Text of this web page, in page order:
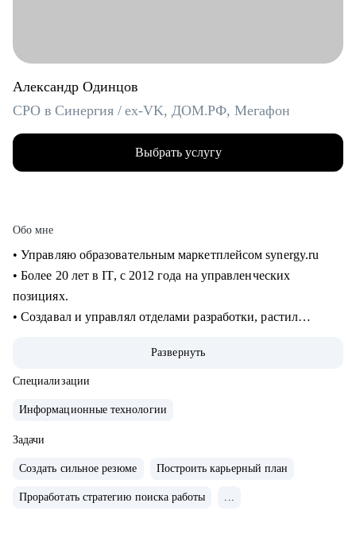
Александр Одинцов
CPO в Синергия / ex-VK, ДОМ.РФ, Мегафон
Выбрать услугу
Обо мне
• Управляю образовательным маркетплейсом synergy.ru
• Более 20 лет в IT, c 2012 года на управленческих
позициях.
• Создавал и управлял отделами разработки, растил
• Запускал b2b продукт от идеи до масштабирования.
NPS, Revenue.
• Занимаюсь наймом людей в команды: провел более 600
собеседований, изучил большое количество резюме.
предприятия» и «Проектное управление» для МИТУ
Развернуть
Специализации
Информационные технологии
Задачи
Создать сильное резюме Построить карьерный план
Проработать стратегию поиска работы ...